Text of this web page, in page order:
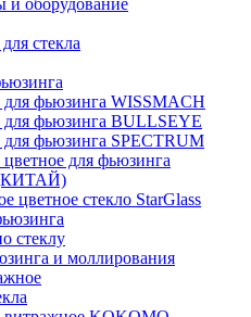
и оборудование
стекла
для фьюзинга WISSMACH
для фьюзинга BULLSEYE
для фьюзинга SPECTRUM
для фьюзинга
цветное стекло StarGlass
стеклу
и моллирования